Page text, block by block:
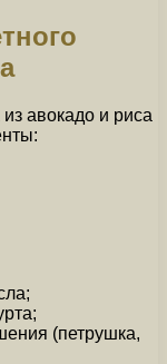
авокадо и риса
(петрушка,